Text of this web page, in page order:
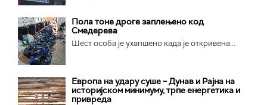
Пола тоне дроге заплењено код
Смедерева
Шест особа је ухапшено када је откривена...
Европа на удару суше – Дунав и Рајна на
историјском минимуму, трпе енергетика и
привреда